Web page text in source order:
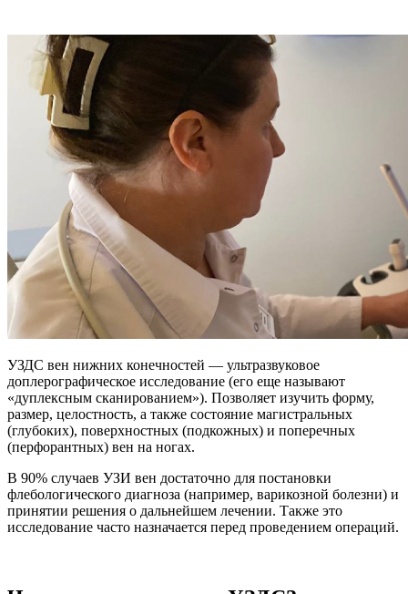
УЗДС вен нижних конечностей — ультразвуковое
доплерографическое исследование (его еще называют
«дуплексным сканированием»). Позволяет изучить форму,
размер, целостность, а также состояние магистральных
(глубоких), поверхностных (подкожных) и поперечных
(перфорантных) вен на ногах.
В 90% случаев УЗИ вен достаточно для постановки
флебологического диагноза (например, варикозной болезни) и
принятии решения о дальнейшем лечении. Также это
исследование часто назначается перед проведением операций.